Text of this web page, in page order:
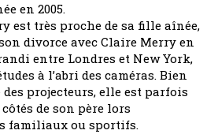
en 2005.
est très proche de sa fille aînée,
divorce avec Claire Merry en
entre Londres et New York,
à l’abri des caméras. Bien
des projecteurs, elle est parfois
de son père lors
familiaux ou sportifs.